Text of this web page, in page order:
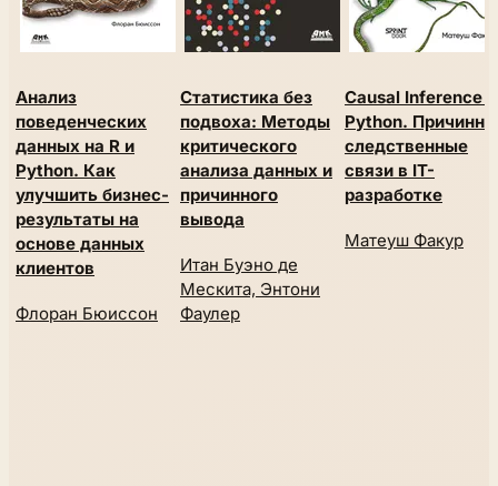
Анализ
поведенческих
данных на R и
Python. Как
улучшить бизнес-
результаты на
основе данных
клиентов
Флоран Бюиссон
Статистика без
подвоха: Методы
критического
анализа данных и
причинного
вывода
Итан Буэно де
Мескита, Энтони
Фаулер
Causal Inference
Python.
следственные
связи в IT-
разработке
Матеуш Факур